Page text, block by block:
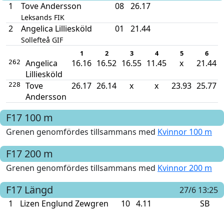
1
Tove Andersson
Leksands FIK
08 26.17
2 Angelica Lilliesköld
Sollefteå GIF
01 21.44
1 2 3 4 5 6
262
Angelica
Lilliesköld
16.16 16.52 16.55 11.45 x 21.44
228
Tove
Andersson
26.17 26.14 x x 23.93 25.77
F17 100 m
Grenen genomfördes tillsammans med Kvinnor 100 m
F17 200 m
Grenen genomfördes tillsammans med Kvinnor 200 m
F17 Längd
27/6 13:25
1
Lizen Englund Zewgren 10 4.11 SB